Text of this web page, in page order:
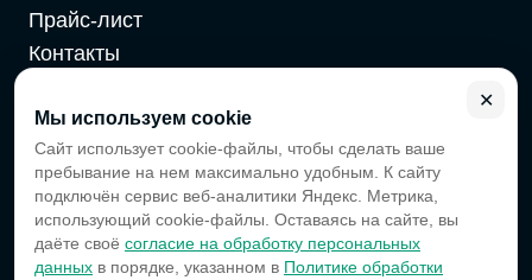
Прайс-лист
Контакты
2026 г. Cайт санэпидемстанции — Все права защищены
Все цены на сайте носят информационный характер,
окончательная цена зависит от многих факторов.
Информация с сайта не является публичной
офертой.
Мы — платформа, которая помогает вам найти
Мы используем cookie
Сайт использует cookie-файлы, чтобы сделать ваше
пребывание на нем максимально удобным. К сайту
подключён сервис веб-аналитики Яндекс. Метрика,
использующий cookie-файлы. Оставаясь на сайте, вы
даёте своё согласие на обработку персональных
данных в порядке, указанном в Политике обработки
✕